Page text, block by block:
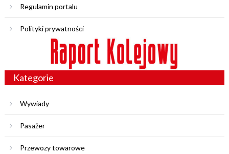
Regulamin portalu
Polityki prywatności
Kategorie
Wywiady
Pasażer
Przewozy towarowe